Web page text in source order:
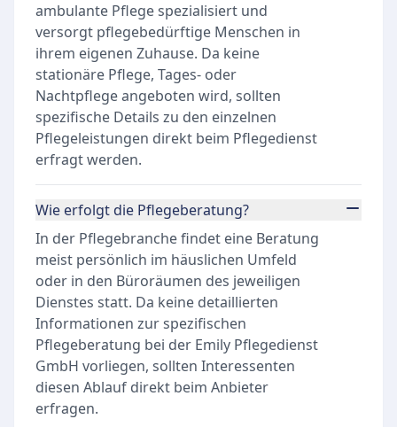
ambulante Pflege spezialisiert und
versorgt pflegebedürftige Menschen in
ihrem eigenen Zuhause. Da keine
stationäre Pflege, Tages- oder
Nachtpflege angeboten wird, sollten
spezifische Details zu den einzelnen
Pflegeleistungen direkt beim Pflegedienst
erfragt werden.
Wie erfolgt die Pflegeberatung?
In der Pflegebranche findet eine Beratung
meist persönlich im häuslichen Umfeld
oder in den Büroräumen des jeweiligen
Dienstes statt. Da keine detaillierten
Informationen zur spezifischen
Pflegeberatung bei der Emily Pflegedienst
GmbH vorliegen, sollten Interessenten
diesen Ablauf direkt beim Anbieter
erfragen.